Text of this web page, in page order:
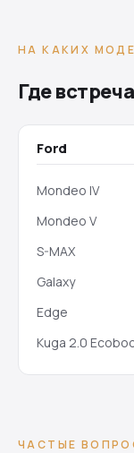
НА КАКИХ
Где
Ford
Mondeo IV
Mondeo V
S-MAX
Galaxy
Edge
Kuga 2.0
ЧАСТЫЕ